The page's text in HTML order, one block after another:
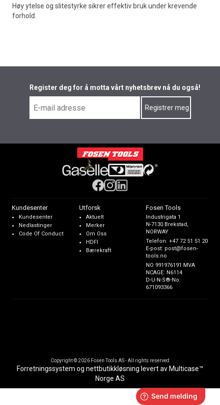
Høy ytelse og slitestyrke sikrer effektiv bruk under krevende
forhold.
Register deg for å motta vårt nyhetsbrev nå du også!
Kundesenter
Kundesenter
Nedlastinger
Code Of Conduct
Utforsk
Aktuelt
Merker
Om Oss
HDFI
Bærekraft
Fosen Tools
Industrigata 1
N-7130 Brekstad,
NORWAY
Telefon:+47 72 51 51 20
E-post: post@fosen-
tools.no
NO 991976191 MVA
NCAGE: N6114
D-U-N-S®-No:
671093366
Copyright © 2026 Fosen Tools AS - All rights reserved
Forretningssystem og nettbutikkløsning levert av Multicase™
Norge AS